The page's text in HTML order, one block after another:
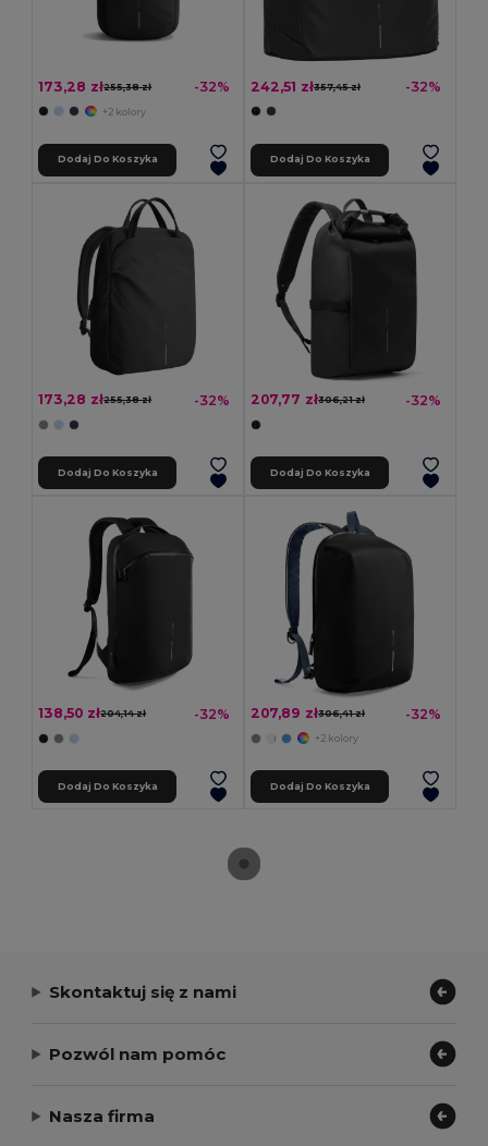
173,28 zł255,38 zł -32%
+2 kolory
Dodaj Do Koszyka
242,51 zł357,45 zł -32%
Dodaj Do Koszyka
173,28 zł255,38 zł -32%
Dodaj Do Koszyka
207,77 zł306,21 zł -32%
Dodaj Do Koszyka
138,50 zł204,14 zł -32%
Dodaj Do Koszyka
207,89 zł306,41 zł -32%
+2 kolory
Dodaj Do Koszyka
Skontaktuj się z nami
Pozwól nam pomóc
Nasza firma